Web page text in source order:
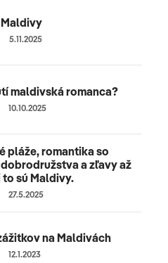
5.11.2025
maldivská romanca?
10.10.2025
pláže, romantika so
a zľavy až
to sú Maldivy.
27.5.2025
na Maldivách
12.1.2023